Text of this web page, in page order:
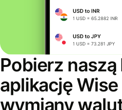
Pobierz naszą
aplikację Wise
wymiany